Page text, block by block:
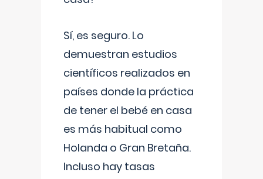
Sí, es seguro. Lo
demuestran estudios
científicos realizados en
países donde la práctica
de tener el bebé en casa
es más habitual como
Holanda o Gran Bretaña.
Incluso hay tasas